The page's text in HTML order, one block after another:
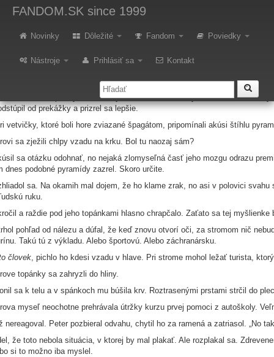
FANDOM.SK since 1999
Novinky Dôležité Fandom Poviedky
Nástroje Prihlásiť sa Kontakt
pero - jeseň 2023: Niečo
vystrelil naslepo. Odviezol sa na konečnú do Kaškoviec, odtiaľ šiel po
až obsah košíka vyloží doma na stôl a uvidí, ako sa zatvári otec.
akurát začal premýšľať, ako by odniesol ďalšie hríby, keď sa mu do
od prekážky a prizrel sa lepšie.
vetvičky, ktoré boli hore zviazané špagátom, pripomínali akúsi štíhlu
sa zježili chlpy vzadu na krku. Bol tu naozaj sám?
sa otázku odohnať, no nejaká zlomyseľná časť jeho mozgu odrazu
dnes podobné pyramídy zazrel. Skoro určite.
sa. Na okamih mal dojem, že ho klame zrak, no asi v polovici
ruku.
a raždie pod jeho topánkami hlasno chrapčalo. Zaťato sa tej
pohľad od nálezu a dúfal, že keď znovu otvorí oči, za stromom nič
Takú tú z výkladu. Alebo športovú. Alebo záchranársku.
človek, pichlo ho kdesi vzadu v hlave. Pri strome mohol ležať turista,
topánky sa zahryzli do hliny.
sa k telu a v spánkoch mu búšila krv. Roztrasenými prstami strčil do
myseľ neochotne prehrávala útržky kurzu prvej pomoci z autoškoly.
nereagoval. Peter pozbieral odvahu, chytil ho za ramená a zatriasol. „No
že toto nebola situácia, v ktorej by mal plakať. Ale rozplakal sa.
si to možno iba myslel.